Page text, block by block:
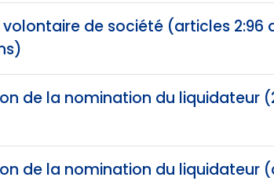
de société (articles 2:96
de la nomination du liquidateur
de la nomination du liquidateur